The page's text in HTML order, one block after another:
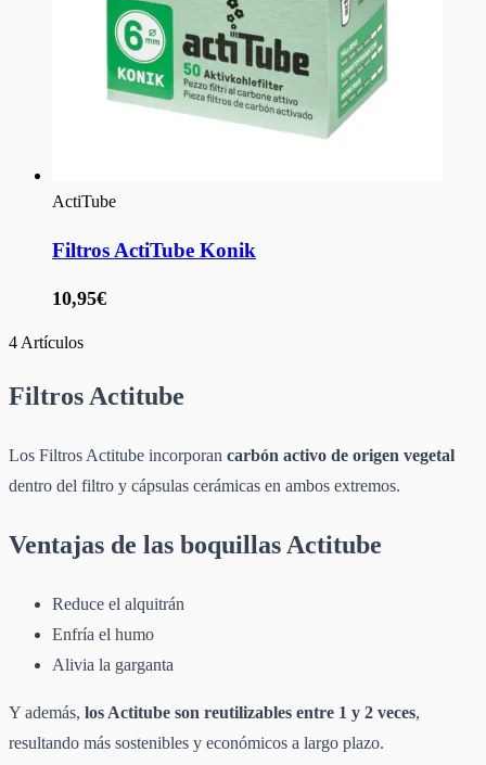
ActiTube
Filtros ActiTube Konik
10,95€
4 Artículos
Filtros Actitube
Los Filtros Actitube incorporan carbón activo de origen vegetal
dentro del filtro y cápsulas cerámicas en ambos extremos.
Ventajas de las boquillas Actitube
Reduce el alquitrán
Enfría el humo
Alivia la garganta
Y además, los Actitube son reutilizables entre 1 y 2 veces,
resultando más sostenibles y económicos a largo plazo.